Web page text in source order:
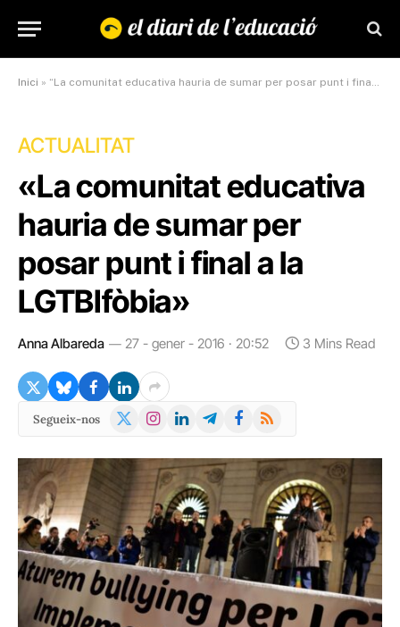
Inici » “La comunitat educativa hauria de sumar per posar punt i final a la LGTBIfòbia”
ACTUALITAT
«La comunitat educativa
hauria de sumar per
posar punt i final a la
LGTBIfòbia»
Anna Albareda 27 - gener - 2016 · 20:52 3 Mins Read
Segueix-nos
X
Instagram
LinkedInTelegramFacebook
RSS